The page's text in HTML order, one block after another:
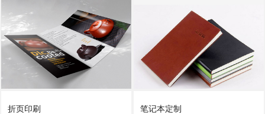
折页印刷 笔记本定制